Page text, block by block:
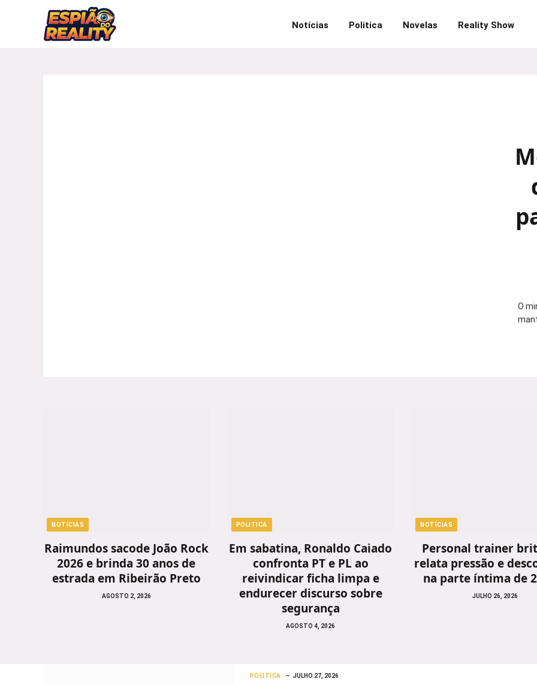
Notícias Politica Novelas Reality Show
O
NOTÍCIAS
Raimundos sacode João Rock
2026 e brinda 30 anos de
estrada em Ribeirão Preto
AGOSTO 2, 2026
POLITICA
Em sabatina, Ronaldo Caiado
confronta PT e PL ao
reivindicar ficha limpa e
endurecer discurso sobre
segurança
AGOSTO 4, 2026
NOTÍCIAS
Personal trainer
relata pressão e
na parte íntima de
JULHO 26, 2026
POLITICA JULHO 27, 2026